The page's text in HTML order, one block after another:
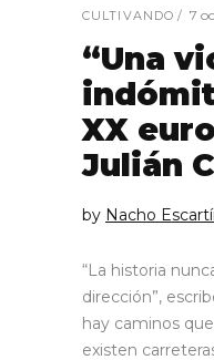
CULTIVANDO 7
“Una
XX
Julián
by Nacho
“La historia
dirección”,
hay caminos
existen